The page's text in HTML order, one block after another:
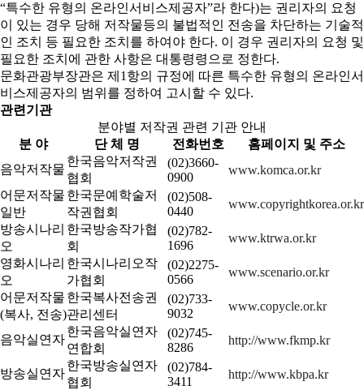
“특수한 유형의 온라인서비스제공자”라 한다)는 권리자의 요청
이 있는 경우 당해 저작물등의 불법적인 전송을 차단하는 기술적
인 조치 등 필요한 조치를 하여야 한다. 이 경우 권리자의 요청 및
필요한 조치에 관한 사항은 대통령령으로 정한다.
문화관광부장관은 제1항의 규정에 따른 특수한 유형의 온라인서
비스제공자의 범위를 정하여 고시할 수 있다.
관련기관
분야별 저작권 관련 기관 안내
분 야
단 체 명 전화번호
홈페이지 및 주소
음악저작물
한국음악저작권
협회
(02)3660-
0900
www.komca.or.kr
어문저작물
일반
한국문예학술저
작권협회
(02)508-
0440
www.copyrightkorea.or.kr
방송시나리
오
한국방송작가협
회
(02)782-
1696
www.ktrwa.or.kr
영화시나리
오
한국시나리오작
가협회
(02)2275-
0566
www.scenario.or.kr
어문저작물
(복사, 전송)
한국복사전송권
관리센터
(02)733-
9032
www.copycle.or.kr
음악실연자
한국음악실연자
연합회
(02)745-
8286
http://www.fkmp.kr
방송실연자
한국방송실연자
협회
(02)784-
3411
http://www.kbpa.kr